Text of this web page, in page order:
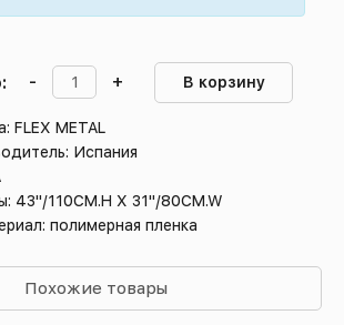
- + В корзину
FLEX METAL
Испания
43"/110CM.H X 31"/80CM.W
полимерная пленка
Похожие товары